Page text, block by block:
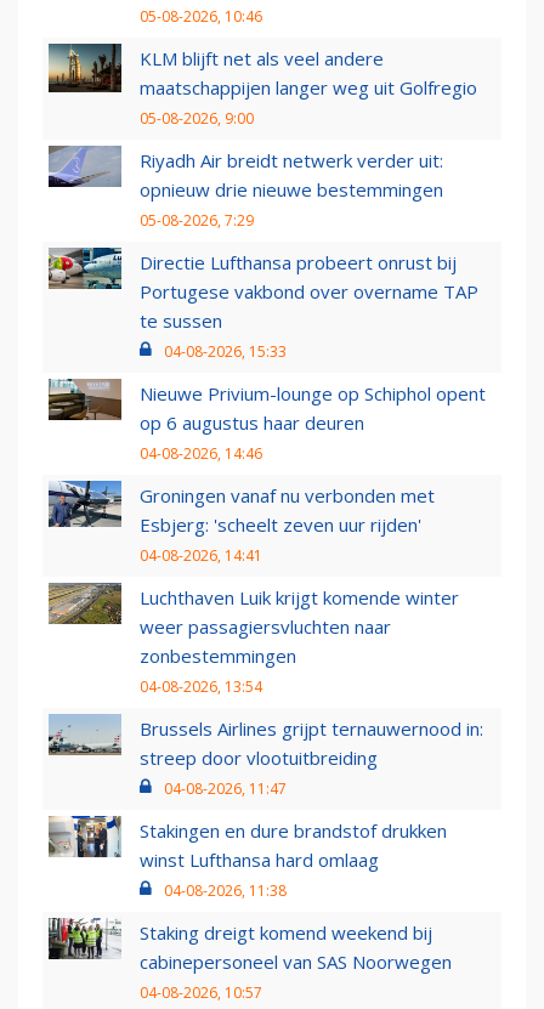
05-08-2026, 10:46
KLM blijft net als veel andere
maatschappijen langer weg uit Golfregio
05-08-2026, 9:00
Riyadh Air breidt netwerk verder uit:
opnieuw drie nieuwe bestemmingen
05-08-2026, 7:29
Directie Lufthansa probeert onrust bij
Portugese vakbond over overname TAP
te sussen
04-08-2026, 15:33
Nieuwe Privium-lounge op Schiphol opent
op 6 augustus haar deuren
04-08-2026, 14:46
Groningen vanaf nu verbonden met
Esbjerg: 'scheelt zeven uur rijden'
04-08-2026, 14:41
Luchthaven Luik krijgt komende winter
weer passagiersvluchten naar
zonbestemmingen
04-08-2026, 13:54
Brussels Airlines grijpt ternauwernood in:
streep door vlootuitbreiding
04-08-2026, 11:47
Stakingen en dure brandstof drukken
winst Lufthansa hard omlaag
04-08-2026, 11:38
Staking dreigt komend weekend bij
cabinepersoneel van SAS Noorwegen
04-08-2026, 10:57